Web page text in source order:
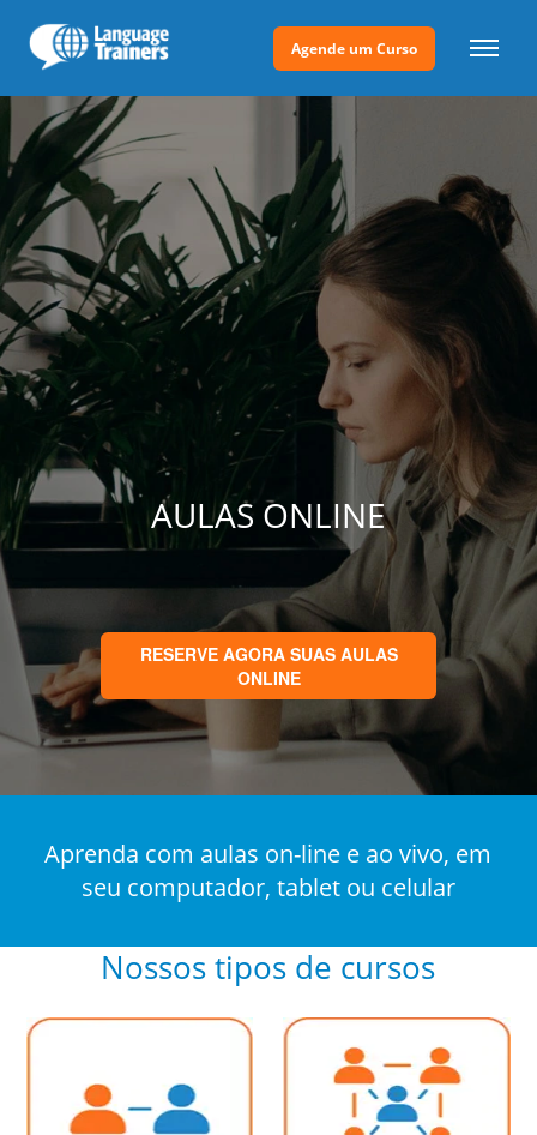
Agende um Curso
AULAS ONLINE
RESERVE AGORA SUAS AULAS
ONLINE
Aprenda com aulas on-line e ao vivo, em
seu computador, tablet ou celular
Nossos tipos de cursos